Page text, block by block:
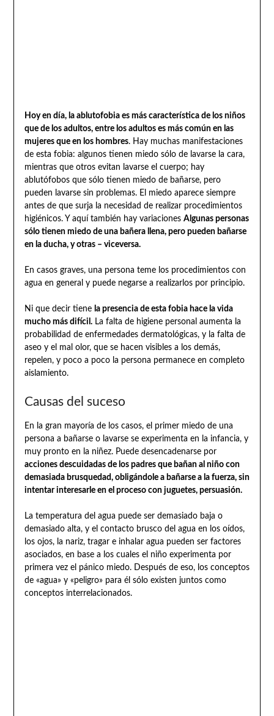
Hoy en día, la ablutofobia es más característica de los niños
que de los adultos, entre los adultos es más común en las
mujeres que en los hombres. Hay muchas manifestaciones
de esta fobia: algunos tienen miedo sólo de lavarse la cara,
mientras que otros evitan lavarse el cuerpo; hay
ablutófobos que sólo tienen miedo de bañarse, pero
pueden lavarse sin problemas. El miedo aparece siempre
antes de que surja la necesidad de realizar procedimientos
higiénicos. Y aquí también hay variaciones Algunas personas
sólo tienen miedo de una bañera llena, pero pueden bañarse
en la ducha, y otras – viceversa.
En casos graves, una persona teme los procedimientos con
agua en general y puede negarse a realizarlos por principio.
Ni que decir tiene la presencia de esta fobia hace la vida
mucho más difícil.La falta de higiene personal aumenta la
probabilidad de enfermedades dermatológicas, y la falta de
aseo y el mal olor, que se hacen visibles a los demás,
repelen, y poco a poco la persona permanece en completo
aislamiento.
Causas del suceso
En la gran mayoría de los casos, el primer miedo de una
persona a bañarse o lavarse se experimenta en la infancia, y
muy pronto en la niñez. Puede desencadenarse por
acciones descuidadas de los padres que bañan al niño con
demasiada brusquedad, obligándole a bañarse a la fuerza, sin
intentar interesarle en el proceso con juguetes, persuasión.
La temperatura del agua puede ser demasiado baja o
demasiado alta, y el contacto brusco del agua en los oídos,
los ojos, la nariz, tragar e inhalar agua pueden ser factores
asociados, en base a los cuales el niño experimenta por
primera vez el pánico miedo. Después de eso, los conceptos
de «agua» y «peligro» para él sólo existen juntos como
conceptos interrelacionados.